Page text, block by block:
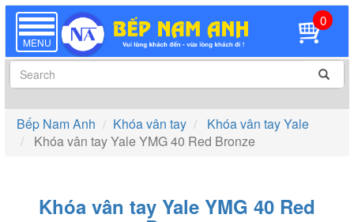
TOGGLE
NAVIGATION
MENU
0
Bếp Nam Anh Khóa vân tay
Khóa vân tay Yale
Khóa vân tay Yale YMG 40 Red Bronze
Khóa vân tay Yale YMG 40 Red